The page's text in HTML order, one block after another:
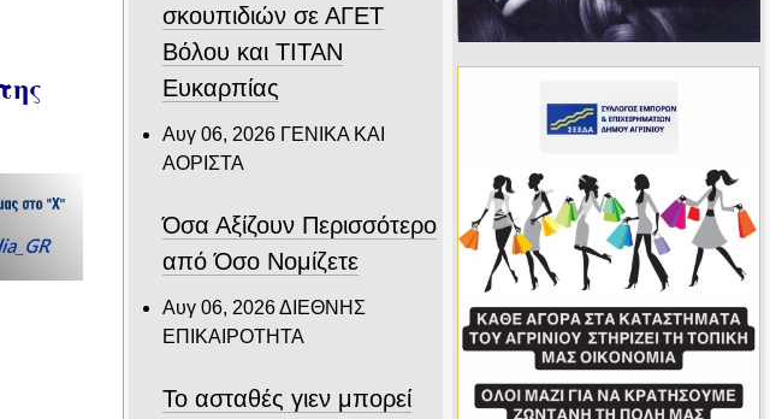
σκουπιδιών σε ΑΓΕΤ
Βόλου και ΤΙΤΑΝ
Ευκαρπίας
Αυγ 06, 2026 ΓΕΝΙΚΑ ΚΑΙ
ΑΟΡΙΣΤΑ
Όσα Αξίζουν Περισσότερο
από Όσο Νομίζετε
Αυγ 06, 2026ΔΙΕΘΝΗΣ
ΕΠΙΚΑΙΡΟΤΗΤΑ
Το ασταθές γιεν μπορεί